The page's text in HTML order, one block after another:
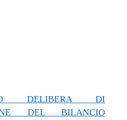
DELIBERA DI
DEL BILANCIO